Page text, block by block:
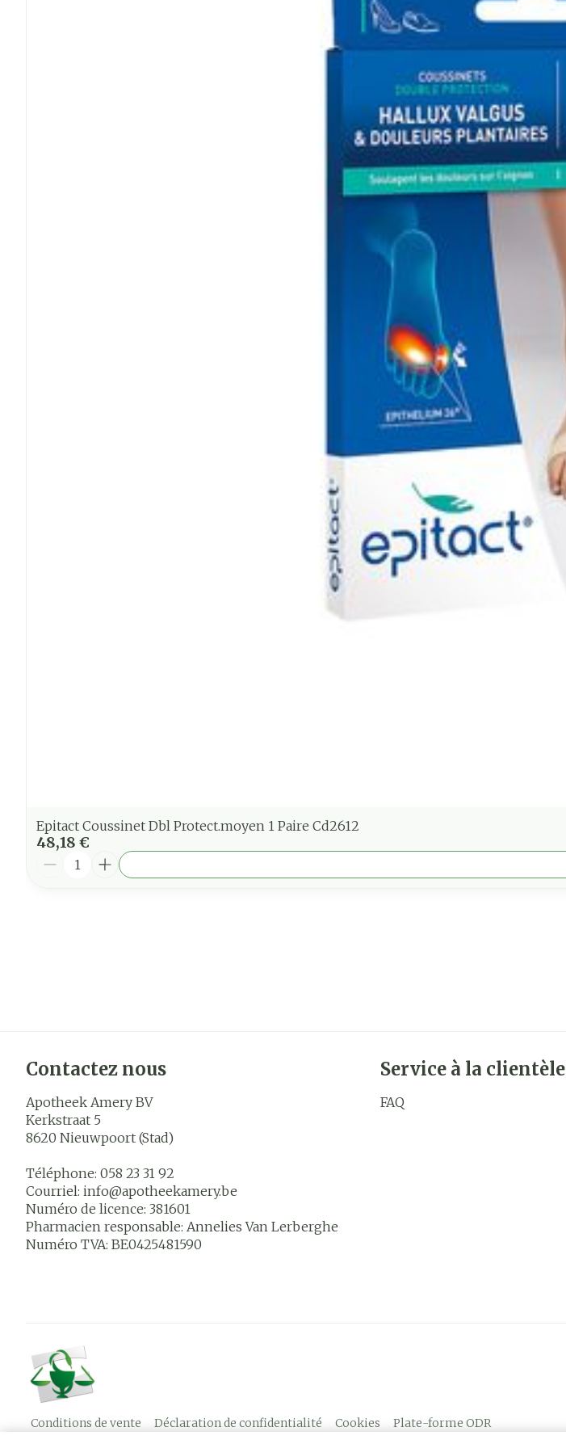
Epitact Coussinet Dbl Protect.moyen 1 Paire Cd2612
48,18 €
Quantité
Contactez nous
Apotheek Amery BV
Kerkstraat 5
8620 Nieuwpoort (Stad)
Téléphone: 058 23 31 92
Courriel: info@apotheekamery.be
Numéro de licence: 381601
Pharmacien responsable: Annelies Van Lerberghe
Numéro TVA: BE0425481590
Service à la clientèle
FAQ
Conditions de vente Déclaration de confidentialité Cookies Plate-forme ODR